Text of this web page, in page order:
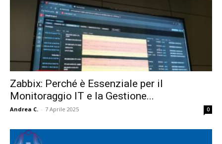
Zabbix: Perché è Essenziale per il
Monitoraggio IT e la Gestione...
Andrea C. - 7 Aprile 2025 0